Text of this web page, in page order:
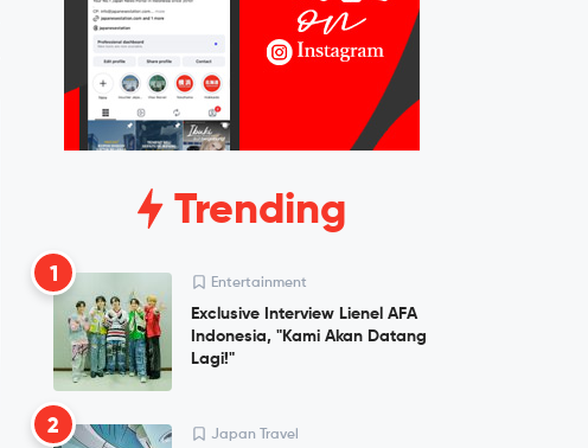
Trending
1 Entertainment
Exclusive Interview Lienel AFA
Indonesia, "Kami Akan Datang
Lagi!"
2 Japan Travel